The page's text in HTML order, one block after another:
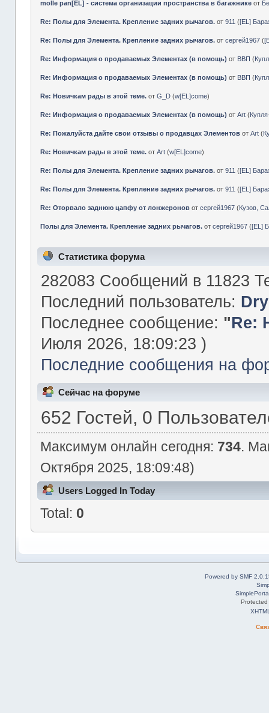
molle pan[EL] - система организации пространства в багажнике от
Re: Полы для Элемента. Крепление задних рычагов. от911 ([EL]
Re: Полы для Элемента. Крепление задних рычагов. отсергей1967 (
Re: Информация о продаваемых Элементах (в помощь) от ВВП (
Re: Информация о продаваемых Элементах (в помощь) от ВВП (
Re: Новичкам рады в этой теме. отG_D (w[EL]come)
Re: Информация о продаваемых Элементах (в помощь) отArt (
Re: Пожалуйста дайте свои отзывы о продавцах Элементов отArt (
Re: Новичкам рады в этой теме. отArt (w[EL]come)
Re: Полы для Элемента. Крепление задних рычагов. от911 ([EL]
Re: Полы для Элемента. Крепление задних рычагов. от911 ([EL]
Re: Оторвало заднюю цапфу от лонжеронов отсергей1967 (Кузов,
Полы для Элемента. Крепление задних рычагов. отсергей1967 ([EL]
Статистика форума
282083 Сообщений в 11823
Последний пользователь: Dry
Последнее сообщение: "Re:
Июля 2026, 18:09:23 )
Последние сообщения на
Сейчас на форуме
652 Гостей, 0
Максимум онлайн сегодня: 734.
Октября 2025, 18:09:48)
Users Logged In Today
Total: 0
Powered by SMF